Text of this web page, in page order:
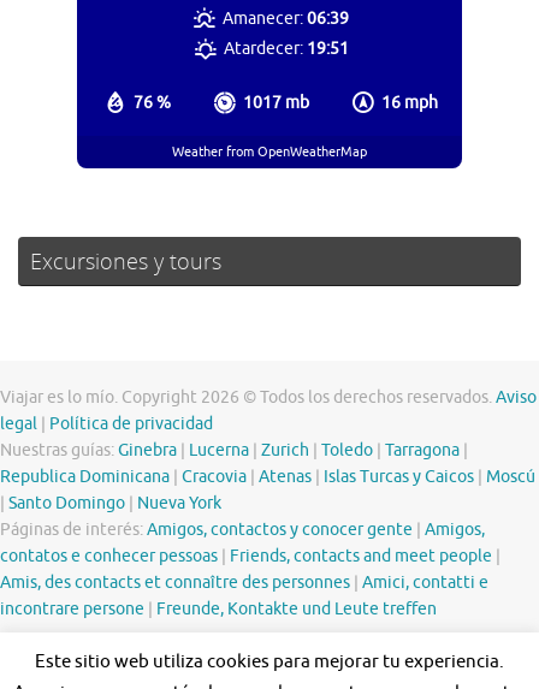
76 % 1017 mb 16 mph
Amanecer:06:39
Atardecer: 19:51
Weather from OpenWeatherMap
Excursiones y tours
Viajar es lo mío. Copyright 2026 © Todos los derechos reservados.Aviso
legal
Política de privacidad
Nuestras guías:Ginebra Lucerna Zurich Toledo Tarragona
Republica Dominicana Cracovia Atenas Islas Turcas y Caicos
Moscú
Santo Domingo
Nueva York
Páginas de interés:Amigos, contactos y conocer gente
Amigos,
contatos e conhecer pessoas
Friends, contacts and meet people
Amis, des contacts et connaître des personnes Amici, contatti e
incontrare persone
Freunde, Kontakte und Leute treffen
Este sitio web utiliza cookies para mejorar tu experiencia.